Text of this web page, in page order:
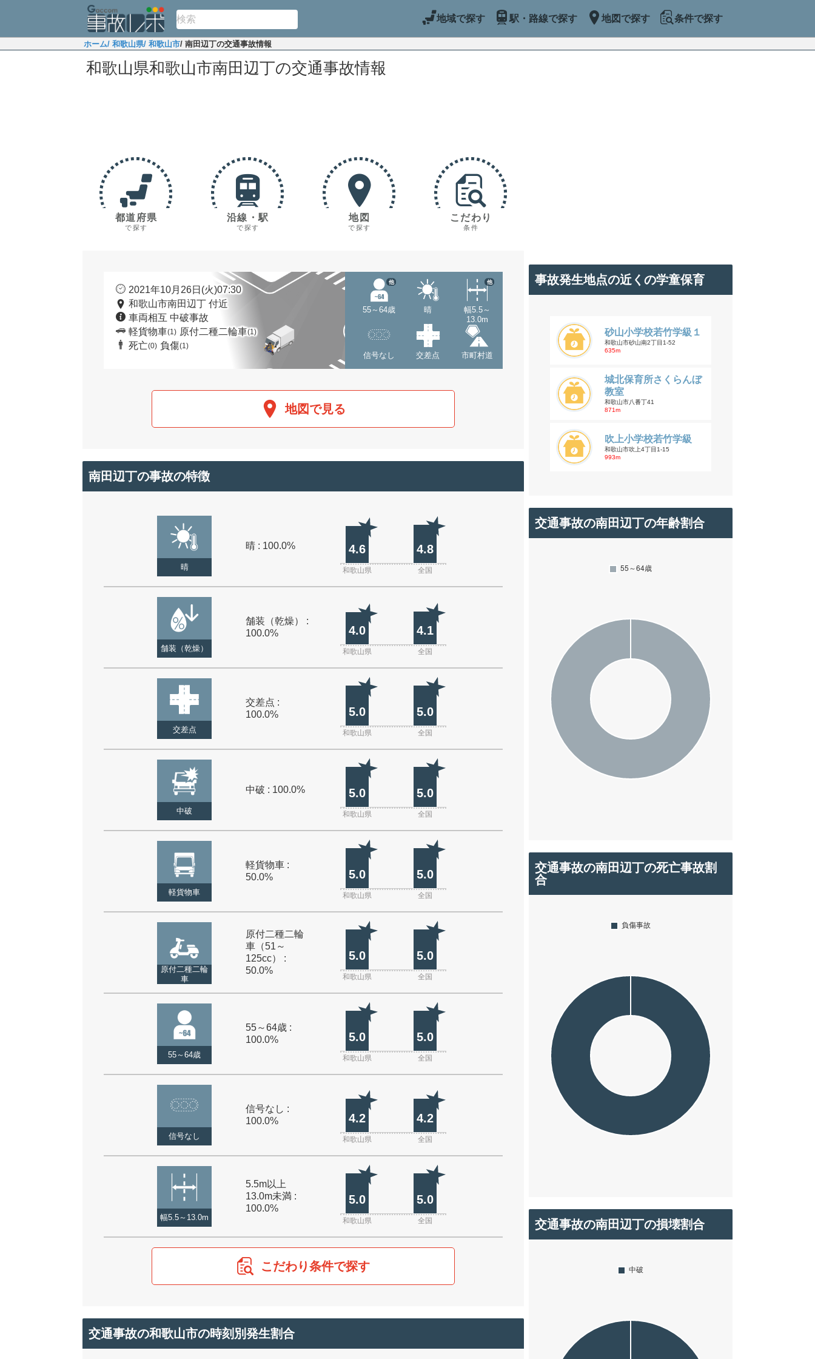
地域で探す 駅・路線で探す 地図で探す 条件で探す
ホーム/ 和歌山県/ 和歌山市/ 南田辺丁の交通事故情報
和歌山県和歌山市南田辺丁の交通事故情報
都道府県
で探す
沿線・駅
で探す
地図
で探す
こだわり
条件
2021年10月26日(火)07:30
和歌山市南田辺丁 付近
車両相互 中破事故
軽貨物車(1) 原付二種二輪車(1)
死亡(0) 負傷(1)
55～64歳
他
晴
幅5.5～
13.0m
他
信号なし 交差点 市町村道
地図で見る
南田辺丁の事故の特徴
晴
晴 : 100.0% 4.6 4.8
和歌山県 全国
舗装（乾燥）
舗装（乾燥） :
100.0%
4.0 4.1
和歌山県 全国
交差点
交差点 :
100.0%
5.0 5.0
和歌山県 全国
中破
中破 : 100.0% 5.0 5.0
和歌山県 全国
軽貨物車
軽貨物車 :
50.0%
5.0 5.0
和歌山県 全国
原付二種二輪
車
原付二種二輪
車（51～
125cc） :
50.0%
5.0 5.0
和歌山県 全国
55～64歳
55～64歳 :
100.0%
5.0 5.0
和歌山県 全国
信号なし
信号なし :
100.0%
4.2 4.2
和歌山県 全国
幅5.5～13.0m
5.5m以上
13.0m未満 :
100.0%
5.0 5.0
和歌山県 全国
こだわり条件で探す
交通事故の和歌山市の時刻別発生割合
事故発生地点の近くの学童保育
砂山小学校若竹学級１
和歌山市砂山南2丁目1-52
635m
城北保育所さくらんぼ
教室
和歌山市八番丁41
871m
吹上小学校若竹学級
和歌山市吹上4丁目1-15
993m
交通事故の南田辺丁の年齢割合
交通事故の南田辺丁の死亡事故割
合
交通事故の南田辺丁の損壊割合